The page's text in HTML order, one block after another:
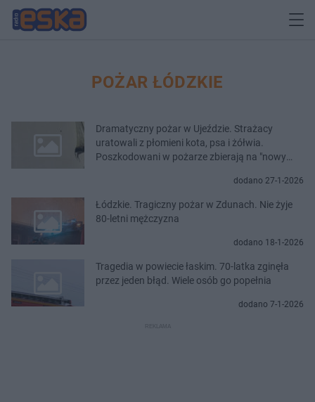
POŻAR ŁÓDZKIE
Dramatyczny pożar w Ujeździe. Strażacy
uratowali z płomieni kota, psa i żółwia.
Poszkodowani w pożarze zbierają na "nowy
dodano 27-1-2026
Łódzkie. Tragiczny pożar w Zdunach. Nie żyje
80-letni mężczyzna
dodano 18-1-2026
Tragedia w powiecie łaskim. 70-latka zginęła
przez jeden błąd. Wiele osób go popełnia
dodano 7-1-2026